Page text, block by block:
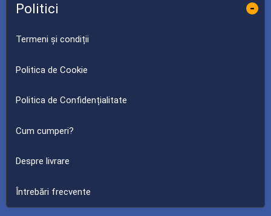
Politici -
Termeni și condiții
Politica de Cookie
Politica de Confidențialitate
Cum cumperi?
Despre livrare
Întrebări frecvente